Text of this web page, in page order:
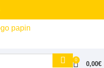
0
0,00€